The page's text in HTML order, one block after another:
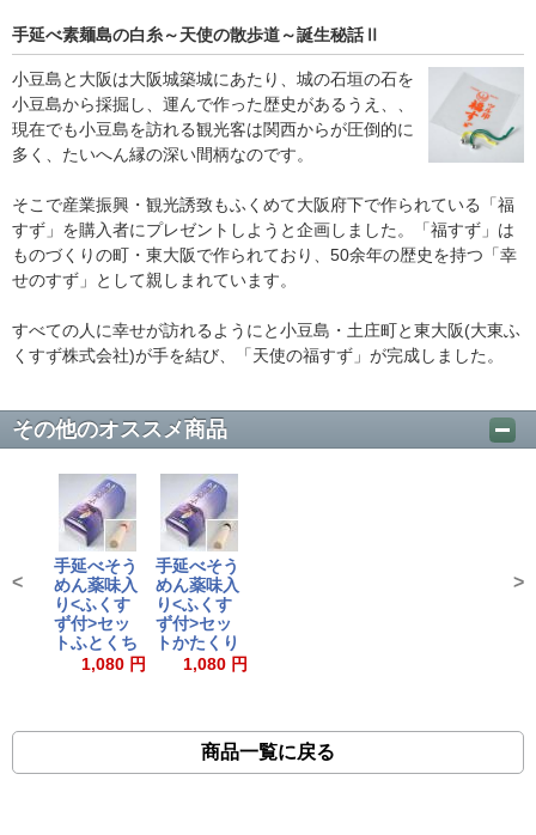
手延べ素麺島の白糸～天使の散歩道～誕生秘話Ⅱ
小豆島と大阪は大阪城築城にあたり、城の石垣の石を
小豆島から採掘し、運んで作った歴史があるうえ、、
現在でも小豆島を訪れる観光客は関西からが圧倒的に
多く、たいへん縁の深い間柄なのです。
そこで産業振興・観光誘致もふくめて大阪府下で作られている「福
すず」を購入者にプレゼントしようと企画しました。「福すず」は
ものづくりの町・東大阪で作られており、50余年の歴史を持つ「幸
せのすず」として親しまれています。
すべての人に幸せが訪れるようにと小豆島・土庄町と東大阪(大東ふ
くすず株式会社)が手を結び、「天使の福すず」が完成しました。
その他のオススメ商品
手延べそう
めん薬味入
り<ふくす
ず付>セッ
トふとくち
1,080 円
手延べそう
めん薬味入
り<ふくす
ず付>セッ
トかたくり
1,080 円
< >
商品一覧に戻る